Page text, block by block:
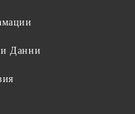
Данни